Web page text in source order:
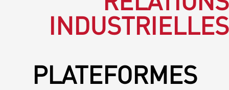
INDUSTRIELLES
PLATEFORMES